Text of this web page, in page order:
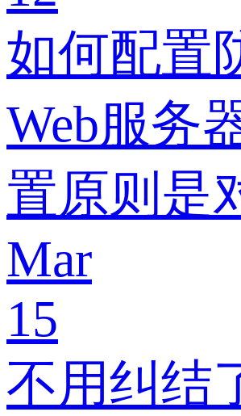
如何配置
Web服务
置原则是
Mar
15
不用纠结